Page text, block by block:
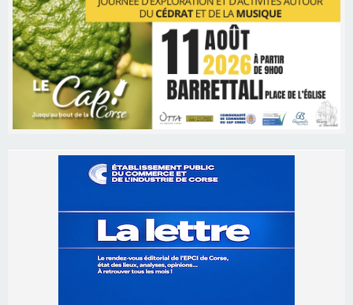
06/08/2026 15:57
Ucciani – Marché des producteurs à Cruculi le